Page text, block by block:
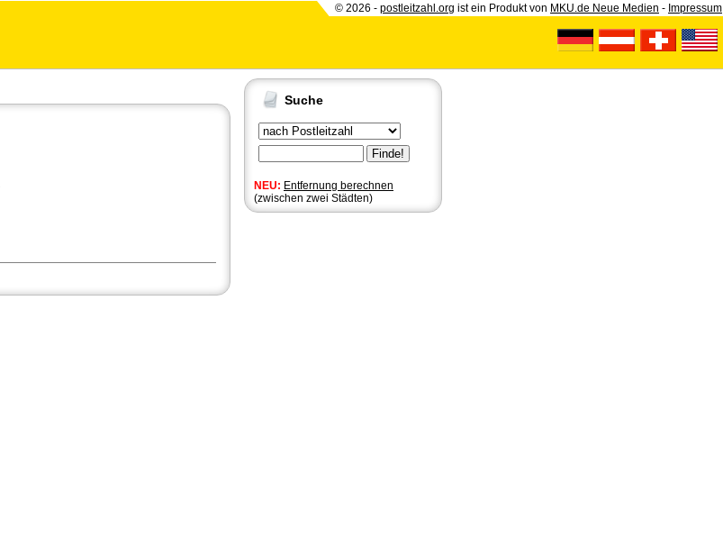
© 2026 - postleitzahl.org ist ein Produkt von MKU.de Neue Medien - Impressum
Suche
NEU: Entfernung berechnen
(zwischen zwei Städten)